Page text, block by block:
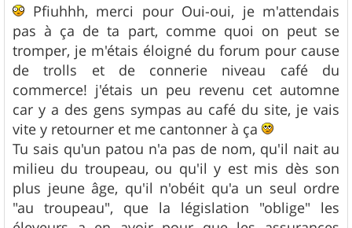
s
a
g
e
Pfiuhhh, merci pour Oui-oui, je m'attendais
pas à ça de ta part, comme quoi on peut se
tromper, je m'étais éloigné du forum pour cause
de trolls et de connerie niveau café du
commerce! j'étais un peu revenu cet automne
car y a des gens sympas au café du site, je vais
vite y retourner et me cantonner à ça
Tu sais qu'un patou n'a pas de nom, qu'il nait au
milieu du troupeau, ou qu'il y est mis dès son
plus jeune âge, qu'il n'obéit qu'a un seul ordre
"au troupeau", que la législation "oblige" les